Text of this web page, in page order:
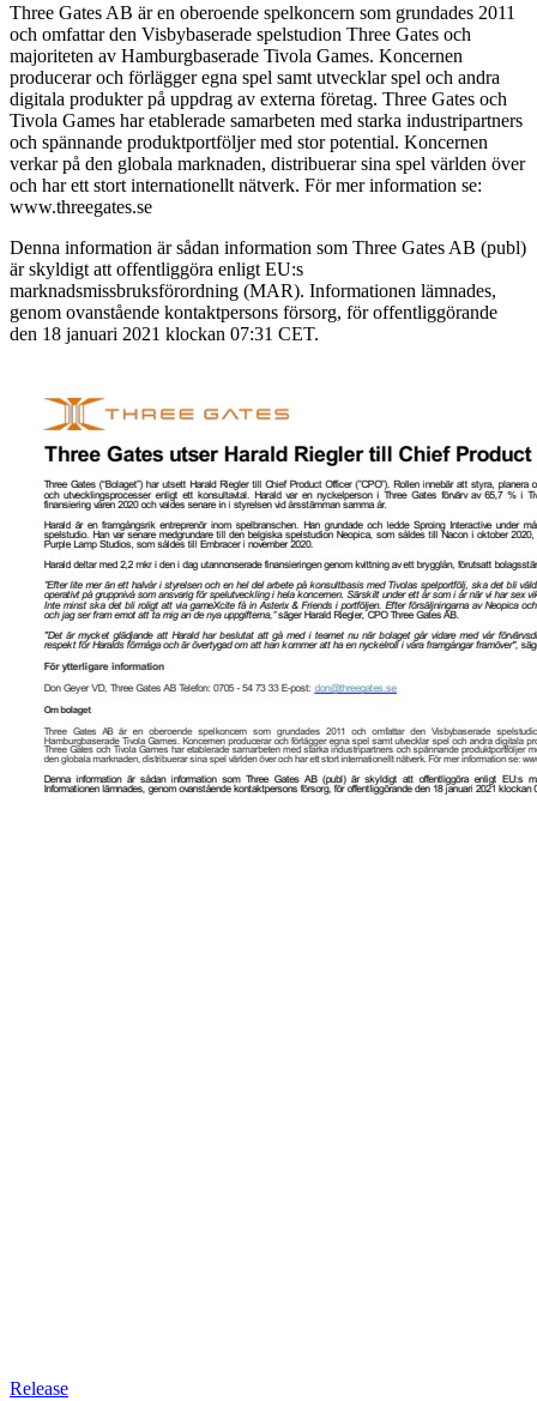
Three Gates AB är en oberoende spelkoncern som grundades 2011
och omfattar den Visbybaserade spelstudion Three Gates och
majoriteten av Hamburgbaserade Tivola Games. Koncernen
producerar och förlägger egna spel samt utvecklar spel och andra
digitala produkter på uppdrag av externa företag. Three Gates och
Tivola Games har etablerade samarbeten med starka industripartners
och spännande produktportföljer med stor potential. Koncernen
verkar på den globala marknaden, distribuerar sina spel världen över
och har ett stort internationellt nätverk. För mer information se:
www.threegates.se
Denna information är sådan information som Three Gates AB (publ)
är skyldigt att offentliggöra enligt EU:s
marknadsmissbruksförordning (MAR). Informationen lämnades,
genom ovanstående kontaktpersons försorg, för offentliggörande
den 18 januari 2021 klockan 07:31 CET.
Release